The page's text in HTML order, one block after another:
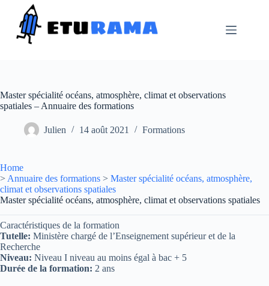
contenu
Master spécialité océans, atmosphère, climat et observations
spatiales – Annuaire des formations
Julien 14 août 2021 Formations
Home
> Annuaire des formations > Master spécialité océans, atmosphère,
climat et observations spatiales
Master spécialité océans, atmosphère, climat et observations spatiales
Caractéristiques de la formation
Tutelle: Ministère chargé de l’Enseignement supérieur et de la
Recherche
Niveau: Niveau I niveau au moins égal à bac + 5
Durée de la formation: 2 ans